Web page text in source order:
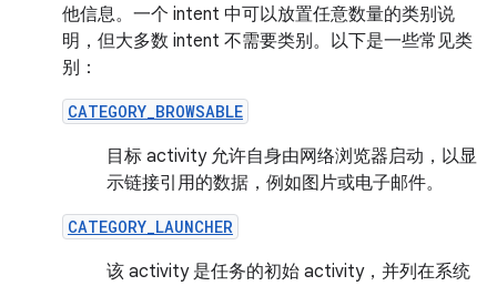
他信息。一个 intent 中可以放置任意数量的类别说
明，但大多数 intent 不需要类别。以下是一些常见类
别：
CATEGORY_BROWSABLE
目标 activity 允许自身由网络浏览器启动，以显
示链接引用的数据，例如图片或电子邮件。
CATEGORY_LAUNCHER
该 activity 是任务的初始 activity，并列在系统